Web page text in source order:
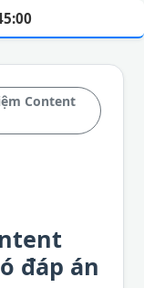
Content
đáp án